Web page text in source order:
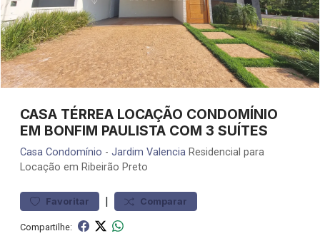
CASA TÉRREA LOCAÇÃO CONDOMÍNIO
EM BONFIM PAULISTA COM 3 SUÍTES
Casa Condomínio - Jardim Valencia Residencial para
Locação em Ribeirão Preto
Favoritar | Comparar
Compartilhe: